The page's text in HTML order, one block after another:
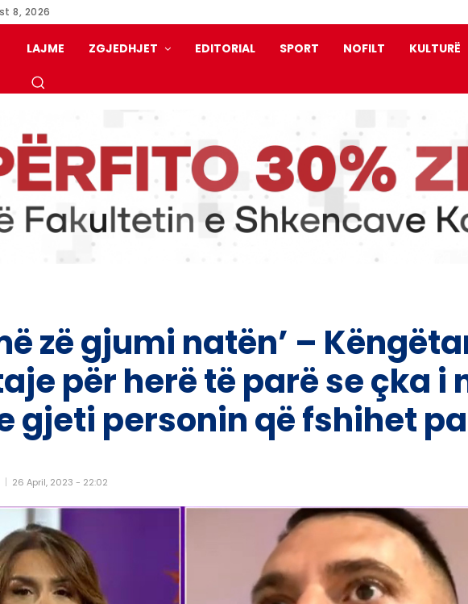
8, 2026
LAJME ZGJEDHJET EDITORIAL SPORT NOFILT KULTURË
zë gjumi natën’ –
për herë të parë se çka
gjeti personin që fshihet
26 April, 2023 - 22:02